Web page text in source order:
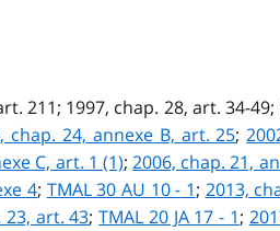
211; 1997, chap. 28, art. 34-49;
chap. 24, annexe B, art. 25;
C, art. 1 (1);2006, chap. 21,
4; TMAL 30 AU 10 - 1; 2013,
23, art. 43;TMAL 20 JA 17 - 1;